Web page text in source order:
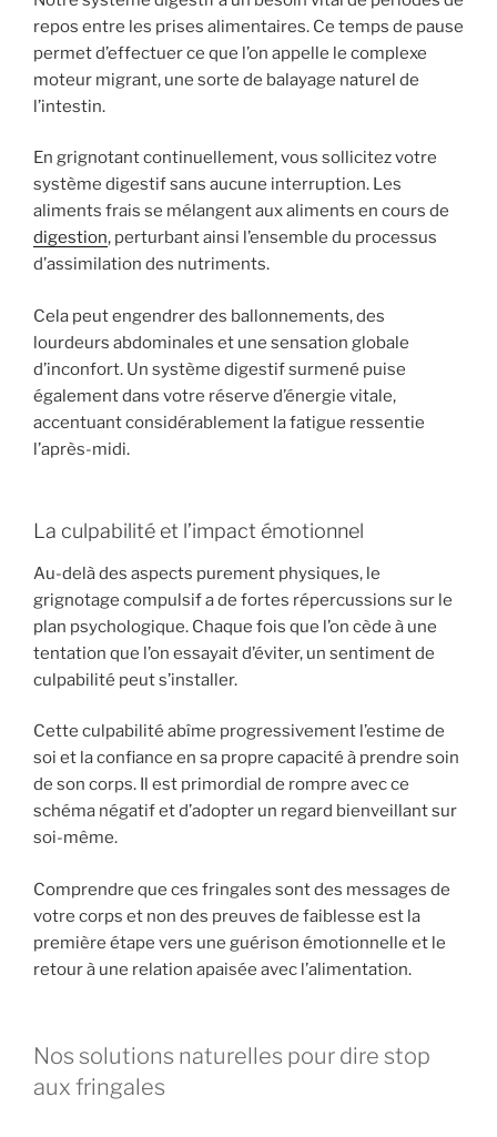
repos entre les prises alimentaires. Ce temps de pause
permet d’effectuer ce que l’on appelle le complexe
moteur migrant, une sorte de balayage naturel de
l’intestin.
En grignotant continuellement, vous sollicitez votre
système digestif sans aucune interruption. Les
aliments frais se mélangent aux aliments en cours de
digestion, perturbant ainsi l’ensemble du processus
d’assimilation des nutriments.
Cela peut engendrer des ballonnements, des
lourdeurs abdominales et une sensation globale
d’inconfort. Un système digestif surmené puise
également dans votre réserve d’énergie vitale,
accentuant considérablement la fatigue ressentie
l’après-midi.
La culpabilité et l’impact émotionnel
Au-delà des aspects purement physiques, le
grignotage compulsif a de fortes répercussions sur le
plan psychologique. Chaque fois que l’on cède à une
tentation que l’on essayait d’éviter, un sentiment de
culpabilité peut s’installer.
Cette culpabilité abîme progressivement l’estime de
soi et la confiance en sa propre capacité à prendre soin
de son corps. Il est primordial de rompre avec ce
schéma négatif et d’adopter un regard bienveillant sur
soi-même.
Comprendre que ces fringales sont des messages de
votre corps et non des preuves de faiblesse est la
première étape vers une guérison émotionnelle et le
retour à une relation apaisée avec l’alimentation.
Nos solutions naturelles pour dire stop
aux fringales